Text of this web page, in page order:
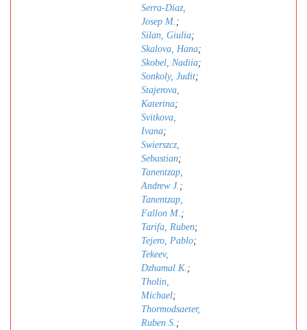
Serra-Diaz,
Josep M. ;
Silan, Giulia;
Skalova, Hana;
Skobel, Nadiia;
Sonkoly, Judit;
Stajerova,
Katerina;
Svitkova,
Ivana;
Swierszcz,
Sebastian;
Tanentzap,
Andrew J. ;
Tanentzap,
Fallon M. ;
Tarifa, Ruben;
Tejero, Pablo;
Tekeev,
Dzhamal K. ;
Tholin,
Michael;
Thormodsaeter,
Ruben S. ;